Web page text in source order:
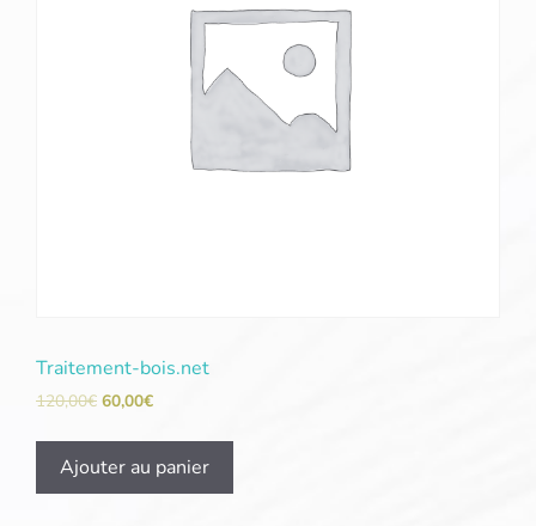
Traitement-bois.net
120,00€ 60,00€
Ajouter au panier